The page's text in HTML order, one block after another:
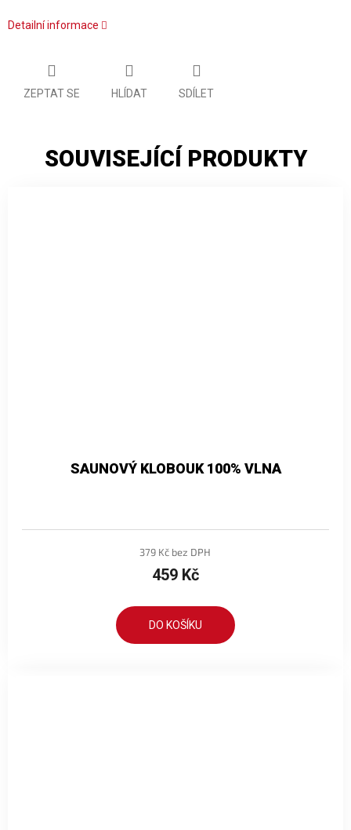
Detailní informace
ZEPTAT SE HLÍDAT SDÍLET
SOUVISEJÍCÍ PRODUKTY
SAUNOVÝ KLOBOUK 100% VLNA
379 Kč bez DPH
459 Kč
DO KOŠÍKU